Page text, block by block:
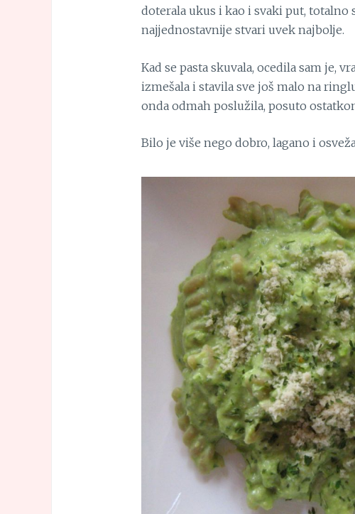
doterala ukus i kao i svaki put, totalno
najjednostavnije stvari uvek najbolje.
Kad se pasta skuvala, ocedila sam je,
izmešala i stavila sve još malo na
onda odmah poslužila, posuto
Bilo je više nego dobro, lagano i